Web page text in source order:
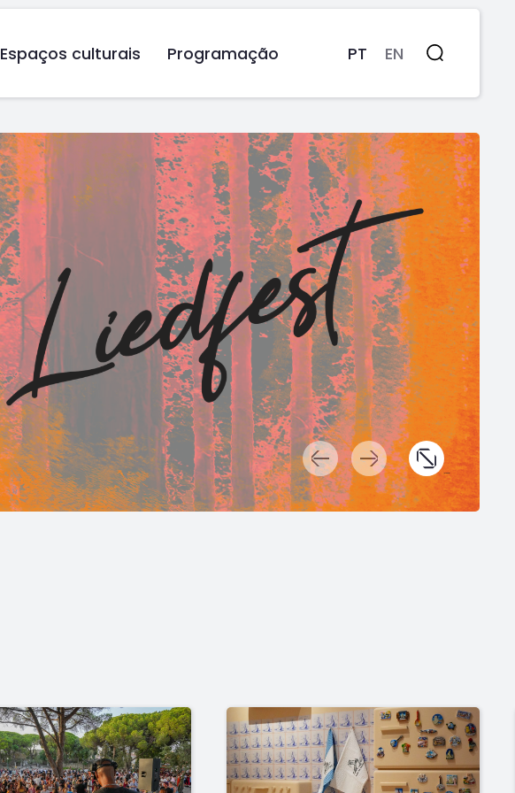
Espaços culturais Programação PT EN Pesquisa